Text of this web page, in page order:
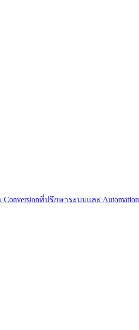
ที่ปรึกษาระบบและ Automation